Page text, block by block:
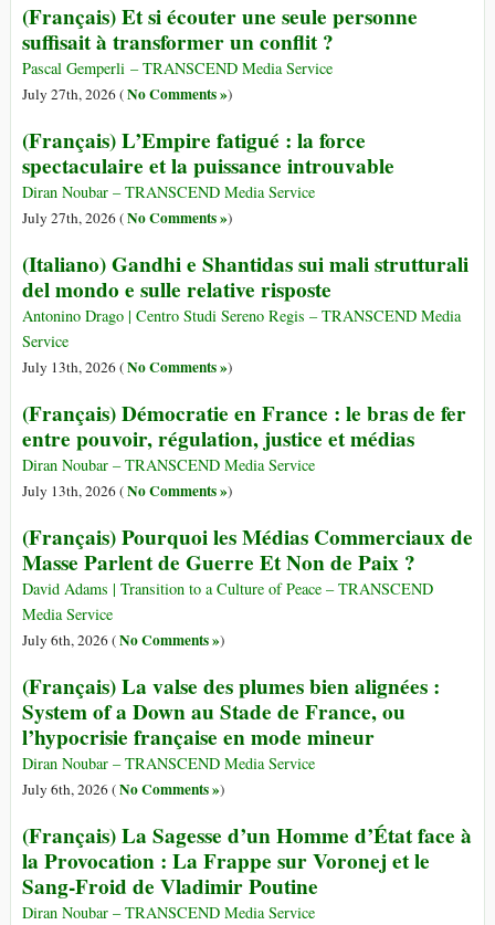
(Français) Et si écouter une seule personne
suffisait à transformer un conflit ?
Pascal Gemperli – TRANSCEND Media Service
July 27th, 2026 (No Comments »)
(Français) L’Empire fatigué : la force
spectaculaire et la puissance introuvable
Diran Noubar – TRANSCEND Media Service
July 27th, 2026 (No Comments »)
(Italiano) Gandhi e Shantidas sui mali strutturali
del mondo e sulle relative risposte
Antonino Drago | Centro Studi Sereno Regis – TRANSCEND Media
Service
July 13th, 2026 (No Comments »)
(Français) Démocratie en France : le bras de fer
entre pouvoir, régulation, justice et médias
Diran Noubar – TRANSCEND Media Service
July 13th, 2026 (No Comments »)
(Français) Pourquoi les Médias Commerciaux de
Masse Parlent de Guerre Et Non de Paix ?
David Adams | Transition to a Culture of Peace – TRANSCEND
Media Service
July 6th, 2026 (No Comments »)
(Français) La valse des plumes bien alignées :
System of a Down au Stade de France, ou
l’hypocrisie française en mode mineur
Diran Noubar – TRANSCEND Media Service
July 6th, 2026 (No Comments »)
(Français) La Sagesse d’un Homme d’État face à
la Provocation : La Frappe sur Voronej et le
Sang-Froid de Vladimir Poutine
Diran Noubar – TRANSCEND Media Service